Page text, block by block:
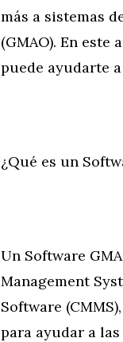
más a sistemas
(GMAO). En
puede ayudarte
¿Qué es un
Un Software
Management
Software
para ayudar a